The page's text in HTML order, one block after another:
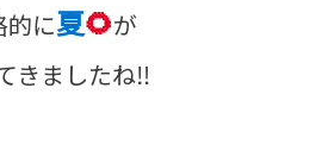
的に夏🌻が
きましたね‼